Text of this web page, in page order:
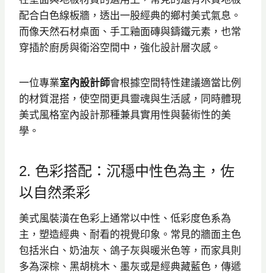
配合白色線板牆，透出一股經典的鄉村美式氣息。
而像天然石材桌面、手工釉面磚與鑄鐵元素，也常
穿插於廚房與衛浴空間中，強化設計層次感。
一位專業室內設計師會根據空間特性建議適當比例
的材質混搭，使空間更具靈魂與生活感，同時體現
美式風格室內設計那種兼具實用性與藝術性的美
學。
2. 色彩搭配：沉穩中性色為主，佐
以自然柔彩
美式風裝潢在色彩上通常以中性、低彩度色系為
主，塑造經典、耐看的視覺印象。常見的牆面主色
包括米白、奶油灰、鴿子灰與暖米色等，而家具則
多為深棕、黑胡桃木、墨灰或是經典藏藍色，傳遞